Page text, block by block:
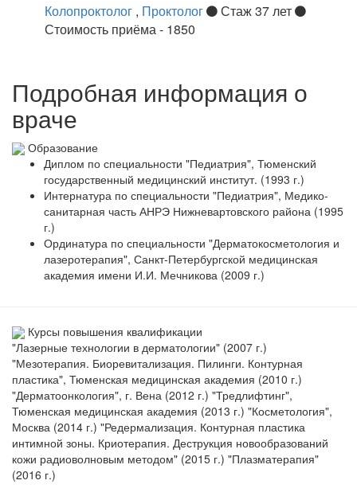
Колопроктолог , Проктолог
Стаж 37 лет
Стоимость приёма - 1850
Подробная информация о
враче
Образование
Диплом по специальности "Педиатрия", Тюменский
государственный медицинский институт. (1993 г.)
Интернатура по специальности "Педиатрия", Медико-
санитарная часть АНРЭ Нижневартовского района (1995
г.)
Ординатура по специальности "Дерматокосметология и
лазеротерапия", Санкт-Петербургской медицинская
академия имени И.И. Мечникова (2009 г.)
Курсы повышения квалификации
"Лазерные технологии в дерматологии" (2007 г.)
"Мезотерапия. Биоревитализация. Пилинги. Контурная
пластика", Тюменская медицинская академия (2010 г.)
"Дерматоонкология", г. Вена (2012 г.) "Тредлифтинг",
Тюменская медицинская академия (2013 г.) "Косметология",
Москва (2014 г.) "Редермализация. Контурная пластика
интимной зоны. Криотерапия. Деструкция новообразований
кожи радиоволновым методом" (2015 г.) "Плазматерапия"
(2016 г.)